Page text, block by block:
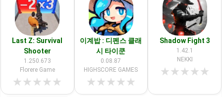
Last Z: Survival
Shooter
1.250.673
Florere Game
★★★★★
이계밥 : 디펜스 클래
시 타이쿤
0.08.87
HIGHSCORE GAMES
★★★★★
Shadow Fight 3
1.42.1
NEKKI
★★★★★